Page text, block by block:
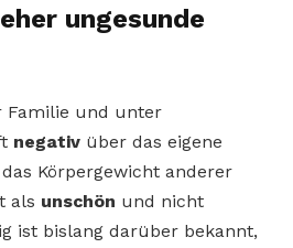
ungesunde
Familie und unter
negativ über das eigene
Körpergewicht anderer
als unschön und nicht
ist bislang darüber bekannt,